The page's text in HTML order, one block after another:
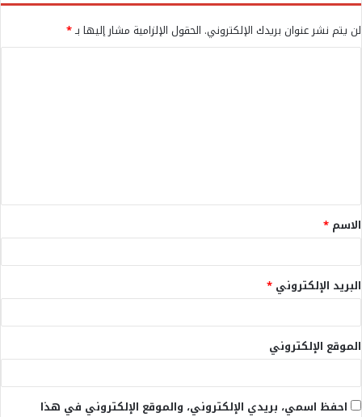
لن يتم نشر عنوان بريدك الإلكتروني. الحقول الإلزامية مشار إليها بـ*
ق
*
الاسم *
البريد الإلكتروني *
الموقع الإلكتروني
احفظ اسمي، بريدي الإلكتروني، والموقع الإلكتروني في هذا